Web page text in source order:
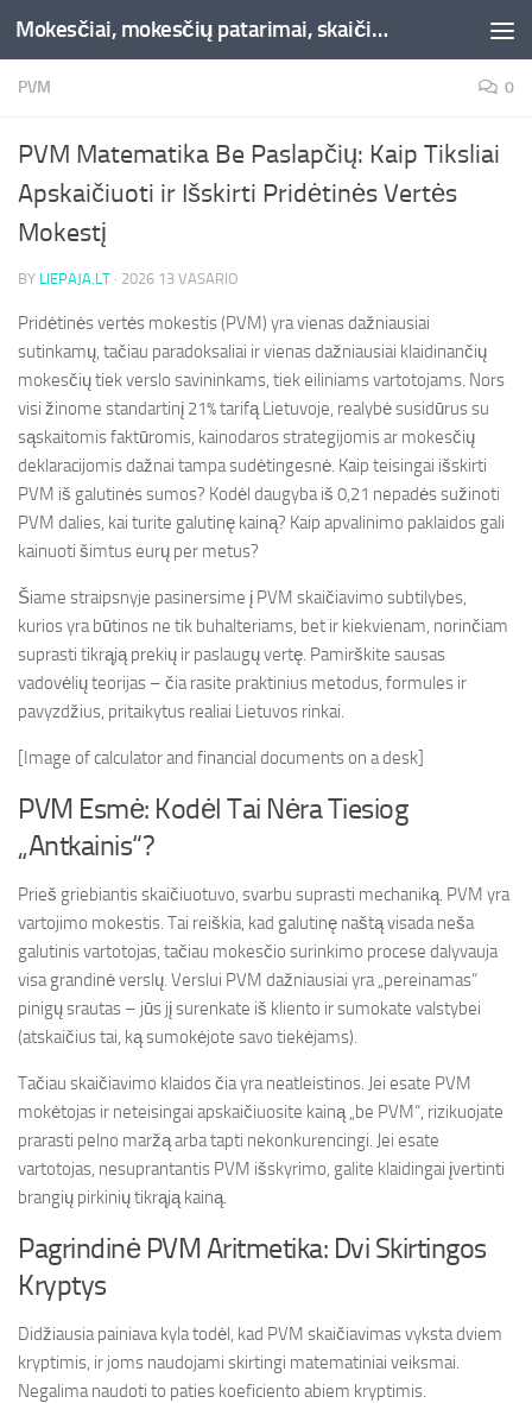
Skip to content Mokesčiai, mokesčių patarimai, skaičiuoklės, straipsniai -Liepaja.lt
PVM 0
PVM Matematika Be Paslapčių: Kaip Tiksliai
Apskaičiuoti ir Išskirti Pridėtinės Vertės
Mokestį
BY LIEPAJA.LT · 2026 13 VASARIO
Pridėtinės vertės mokestis (PVM) yra vienas dažniausiai
sutinkamų, tačiau paradoksaliai ir vienas dažniausiai klaidinančių
mokesčių tiek verslo savininkams, tiek eiliniams vartotojams. Nors
visi žinome standartinį 21% tarifą Lietuvoje, realybė susidūrus su
sąskaitomis faktūromis, kainodaros strategijomis ar mokesčių
deklaracijomis dažnai tampa sudėtingesnė. Kaip teisingai išskirti
PVM iš galutinės sumos? Kodėl daugyba iš 0,21 nepadės sužinoti
PVM dalies, kai turite galutinę kainą? Kaip apvalinimo paklaidos gali
kainuoti šimtus eurų per metus?
Šiame straipsnyje pasinersime į PVM skaičiavimo subtilybes,
kurios yra būtinos ne tik buhalteriams, bet ir kiekvienam, norinčiam
suprasti tikrąją prekių ir paslaugų vertę. Pamirškite sausas
vadovėlių teorijas – čia rasite praktinius metodus, formules ir
pavyzdžius, pritaikytus realiai Lietuvos rinkai.
[Image of calculator and financial documents on a desk]
PVM Esmė: Kodėl Tai Nėra Tiesiog
„Antkainis“?
Prieš griebiantis skaičiuotuvo, svarbu suprasti mechaniką. PVM yra
vartojimo mokestis. Tai reiškia, kad galutinę naštą visada neša
galutinis vartotojas, tačiau mokesčio surinkimo procese dalyvauja
visa grandinė verslų. Verslui PVM dažniausiai yra „pereinamas“
pinigų srautas – jūs jį surenkate iš kliento ir sumokate valstybei
(atskaičius tai, ką sumokėjote savo tiekėjams).
Tačiau skaičiavimo klaidos čia yra neatleistinos. Jei esate PVM
mokėtojas ir neteisingai apskaičiuosite kainą „be PVM“, rizikuojate
prarasti pelno maržą arba tapti nekonkurencingi. Jei esate
vartotojas, nesuprantantis PVM išskyrimo, galite klaidingai įvertinti
brangių pirkinių tikrąją kainą.
Pagrindinė PVM Aritmetika: Dvi Skirtingos
Kryptys
Didžiausia painiava kyla todėl, kad PVM skaičiavimas vyksta dviem
kryptimis, ir joms naudojami skirtingi matematiniai veiksmai.
Negalima naudoti to paties koeficiento abiem kryptimis.